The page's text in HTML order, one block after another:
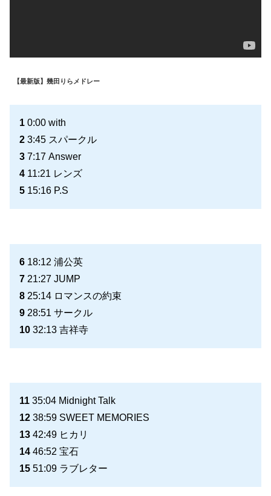
【最新版】幾田りらメドレー
1 0:00 with
2 3:45 スパークル
3 7:17 Answer
4 11:21 レンズ
5 15:16 P.S
6 18:12 浦公英
7 21:27 JUMP
8 25:14 ロマンスの約束
9 28:51 サークル
10 32:13 吉祥寺
11 35:04 Midnight Talk
12 38:59 SWEET MEMORIES
13 42:49 ヒカリ
14 46:52 宝石
15 51:09 ラブレター